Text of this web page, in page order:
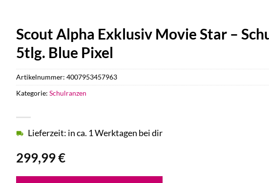
Scout Alpha Exklusiv Movie Star –
5tlg. Blue Pixel
299,99€
Lieferzeit: in ca. 1 Werktagen bei dir
Artikelnummer:4007953457963
Kategorie:Schulranzen